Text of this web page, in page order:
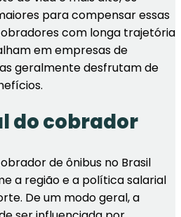
para compensar essas
com longa trajetória
em empresas de
geralmente desfrutam de
do cobrador
de ônibus no Brasil
a região e a política salarial
De um modo geral, a